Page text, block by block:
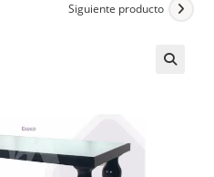
Siguiente producto